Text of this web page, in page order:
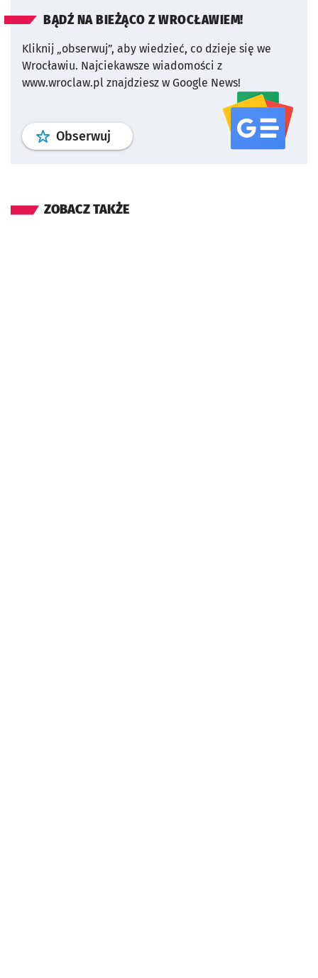
BĄDŹ NA BIEŻĄCO Z WROCŁAWIEM!
Kliknij „obserwuj”, aby wiedzieć, co dzieje się we
Wrocławiu. Najciekawsze wiadomości z
www.wroclaw.pl znajdziesz w Google News!
Obserwuj profil serwisu
ZOBACZ TAKŻE